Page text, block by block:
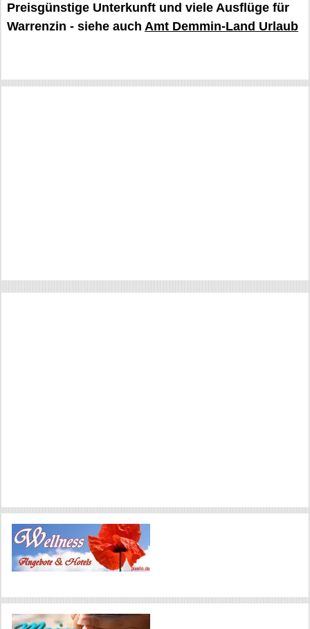
Preisgünstige Unterkunft und viele Ausflüge für
Warrenzin - siehe auch Amt Demmin-Land Urlaub